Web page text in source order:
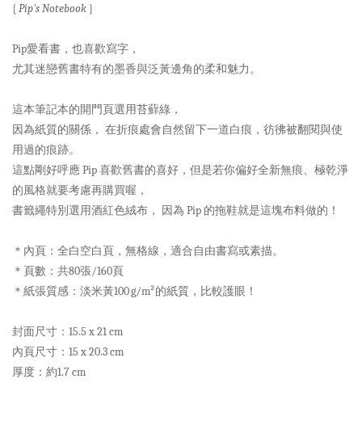
{Pip's Notebook }
Pip愛看書，也喜歡寫字，
尤其迷戀舊書特有的墨香與泛黃邊角的柔和魅力。
這本筆記本的開門頁選用苔蘚綠，
因為紙質的關係， 在折痕處會自然留下一道白痕，彷彿被翻閱與使
用過的痕跡。
這點剛好呼應 Pip 喜歡舊書的喜好，但是若你偏好全新無痕、極乾淨
的風格就要考慮再購買喔，
書籤繩特別選用酒紅色絨布， 因為 Pip 的拖鞋就是這塊布料做的！
＊內頁：全白空白頁，無格線，適合自由書寫或素描。
＊頁數：共80張/160頁
＊紙張質感：淡米黃100 g/m²的紙質，比較護眼！
封面尺寸：15.5 x 21 cm
內頁尺寸：15 x 20.3 cm
厚度：約1.7 cm